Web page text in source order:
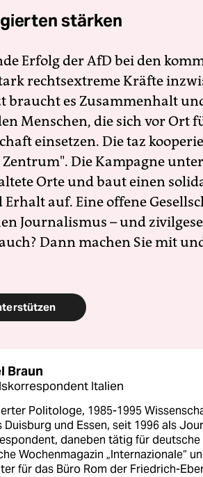
stärken
Erfolg der AfD bei den
rechtsextreme Kräfte
braucht es Zusammenhalt
Menschen, die sich vor Ort
einsetzen. Die taz
Die Kampagne
Orte und baut einen
Erhalt auf. Eine offene
Journalismus – und
Dann machen Sie mit
Braun
Italien
Politologe, 1985-1995
Duisburg und Essen, seit 1996 als
daneben tätig für
Wochenmagazin „Internazionale“
für das Büro Rom der Friedrich-